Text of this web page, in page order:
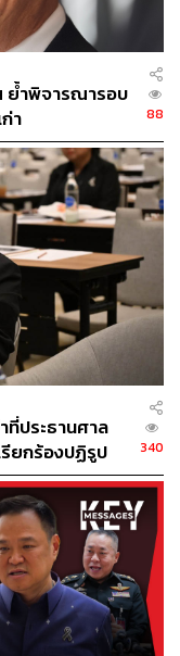
ย้ำพิจารณารอบ
า
88
ประธานศาล
ยกร้องปฏิรูป
340